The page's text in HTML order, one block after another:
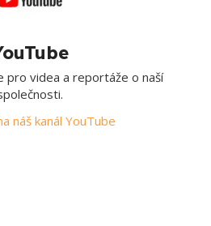
pro videa a reportáže o naší
náš kanál YouTube